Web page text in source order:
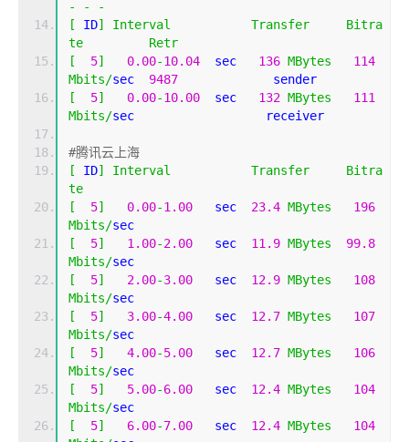
-
-
-
[
ID] Interval Transfer
Bitra
te
Retr
[
5] 0.00-10.04
  sec
136 MBytes
114
Mbits/sec 9487
             sender
[
5] 0.00-10.00
  sec
132 MBytes
111
Mbits/sec                  receiver
#腾讯云上海
[
ID] Interval Transfer
Bitra
te
[
5] 0.00-1.00
   sec
23.4 MBytes
196
Mbits/sec
[
5] 1.00-2.00
   sec
11.9 MBytes
99.8
Mbits/sec
[
5] 2.00-3.00
   sec
12.9 MBytes
108
Mbits/sec
[
5] 3.00-4.00
   sec
12.7 MBytes
107
Mbits/sec
[
5] 4.00-5.00
   sec
12.7 MBytes
106
Mbits/sec
[
5] 5.00-6.00
   sec
12.4 MBytes
104
Mbits/sec
[
5] 6.00-7.00
   sec
12.4 MBytes
104